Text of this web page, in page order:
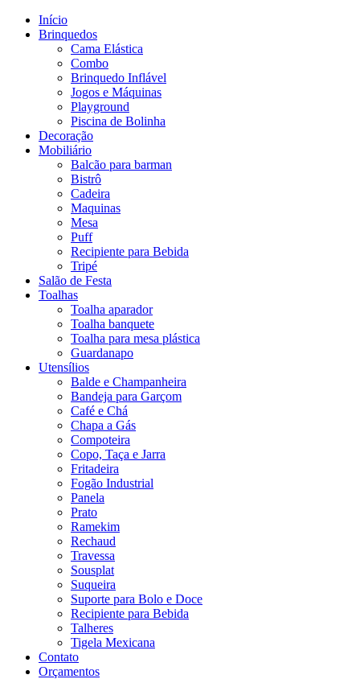
Início
Brinquedos
Cama Elástica
Combo
Brinquedo Inflável
Jogos e Máquinas
Playground
Piscina de Bolinha
Decoração
Mobiliário
Balcão para barman
Bistrô
Cadeira
Maquinas
Mesa
Puff
Recipiente para Bebida
Tripé
Salão de Festa
Toalhas
Toalha aparador
Toalha banquete
Toalha para mesa plástica
Guardanapo
Utensílios
Balde e Champanheira
Bandeja para Garçom
Café e Chá
Chapa a Gás
Compoteira
Copo, Taça e Jarra
Fritadeira
Fogão Industrial
Panela
Prato
Ramekim
Rechaud
Travessa
Sousplat
Suqueira
Suporte para Bolo e Doce
Recipiente para Bebida
Talheres
Tigela Mexicana
Contato
Orçamentos